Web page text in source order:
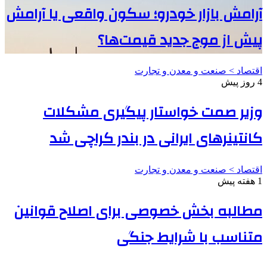
آرامش بازار خودرو؛ سکون واقعی یا آرامش
پیش از موج جدید قیمت‌ها؟
اقتصاد > صنعت و معدن و تجارت
4 روز پیش
وزیر صمت خواستار پیگیری مشکلات
کانتینرهای ایرانی در بندر کراچی شد
اقتصاد > صنعت و معدن و تجارت
1 هفته پیش
مطالبه بخش خصوصی برای اصلاح قوانین
متناسب با شرایط جنگی